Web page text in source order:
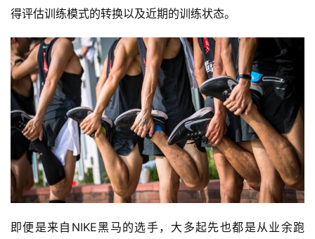
得评估训练模式的转换以及近期的训练状态。
即便是来自NIKE黑马的选手，大多起先也都是从业余跑